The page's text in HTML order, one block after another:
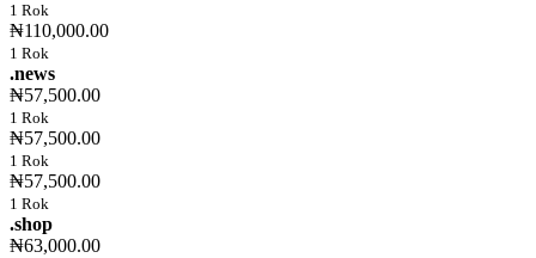
1 Rok
₦110,000.00
1 Rok
.news
₦57,500.00
1 Rok
₦57,500.00
1 Rok
₦57,500.00
1 Rok
.shop
₦63,000.00